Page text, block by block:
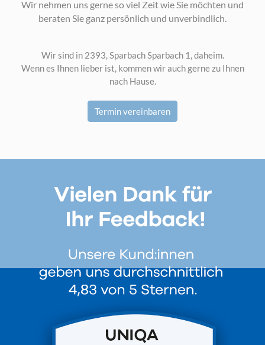
Wir nehmen uns gerne so viel Zeit wie Sie möchten und
beraten Sie ganz persönlich und unverbindlich.
Wir sind in 2393, Sparbach Sparbach 1, daheim.
Wenn es Ihnen lieber ist, kommen wir auch gerne zu Ihnen
nach Hause.
Termin vereinbaren